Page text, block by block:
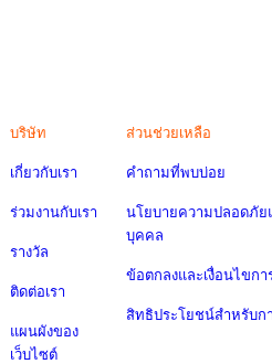
บริษัท
เกี่ยวกับเรา
ร่วมงานกับเรา
รางวัล
ติดต่อเรา
แผนผังของ
เว็บไซต์
ส่วนช่วยเหลือ
คำถามที่พบบ่อย
นโยบายความปลอดภัย
บุคคล
ข้อตกลงและเงื่อนไขกา
สิทธิประโยชน์สำหรับก